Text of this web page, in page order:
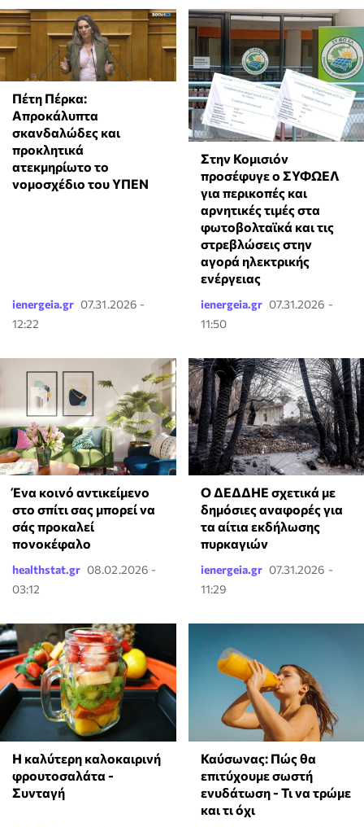
Πέτη Πέρκα:
Απροκάλυπτα
σκανδαλώδες και
προκλητικά
ατεκμηρίωτο το
νομοσχέδιο του ΥΠΕΝ
ienergeia.gr 07.31.2026 -
12:22
Στην Κομισιόν
προσέφυγε ο ΣΥΦΩΕΛ
για περικοπές και
αρνητικές τιμές στα
φωτοβολταϊκά και τις
στρεβλώσεις στην
αγορά ηλεκτρικής
ενέργειας
ienergeia.gr 07.31.2026 -
11:50
Ένα κοινό αντικείμενο
στο σπίτι σας μπορεί να
σάς προκαλεί
πονοκέφαλο
healthstat.gr 08.02.2026 -
03:12
Ο ΔΕΔΔΗΕ σχετικά με
δημόσιες αναφορές για
τα αίτια εκδήλωσης
πυρκαγιών
ienergeia.gr 07.31.2026 -
11:29
Η καλύτερη καλοκαιρινή
φρουτοσαλάτα -
Συνταγή
Καύσωνας: Πώς θα
επιτύχουμε σωστή
ενυδάτωση - Τι να τρώμε
και τι όχι